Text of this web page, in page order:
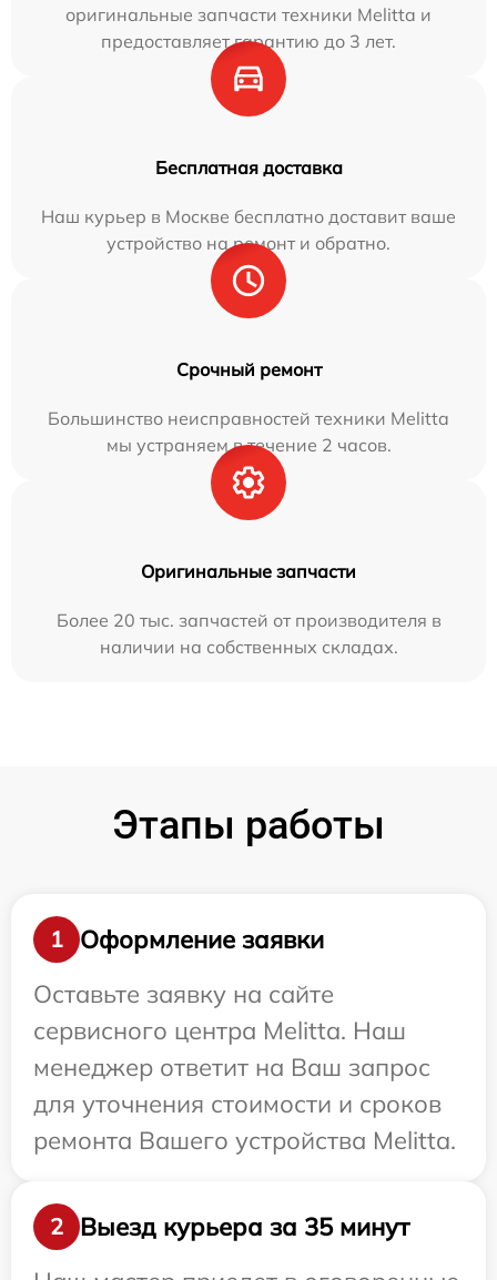
оригинальные запчасти техники Melitta и
предоставляет гарантию до 3 лет.
Бесплатная доставка
Наш курьер в Москве бесплатно доставит ваше
устройство на ремонт и обратно.
Срочный ремонт
Большинство неисправностей техники Melitta
мы устраняем в течение 2 часов.
Оригинальные запчасти
Более 20 тыс. запчастей от производителя в
наличии на собственных складах.
Этапы работы
1
Оформление заявки
Оставьте заявку на сайте
сервисного центра Melitta. Наш
менеджер ответит на Ваш запрос
для уточнения стоимости и сроков
ремонта Вашего устройства Melitta.
2
Выезд курьера за 35 минут